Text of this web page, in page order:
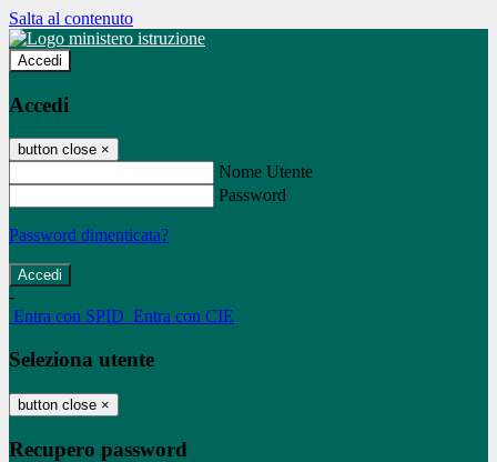
Salta al contenuto
Accedi
Accedi
button close ×
Nome Utente
Password
Password dimenticata?
-
Entra con SPID Entra con CIE
Seleziona utente
button close ×
Recupero password